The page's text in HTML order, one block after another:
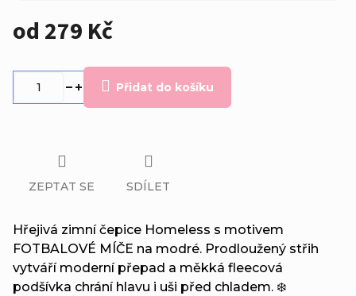
od 279 Kč
Přidat do košíku
Hřejivá zimní čepice Homeless s motivem
FOTBALOVÉ MÍČE na modré. Prodloužený střih
vytváří moderní přepad a měkká fleecová
podšívka chrání hlavu i uši před chladem. ❄️
ZEPTAT SE SDÍLET